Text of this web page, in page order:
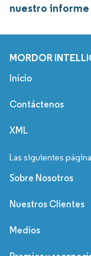
nuestro
MORDOR
Inicio
Contáctenos
XML
Las siguientes
Sobre Nosotros
Nuestros Clientes
Medios